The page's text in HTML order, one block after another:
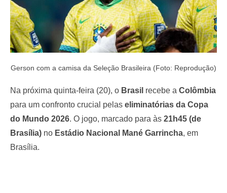
Gerson com a camisa da Seleção Brasileira (Foto: Reprodução)
Na próxima quinta-feira (20), o Brasil recebe a Colômbia
para um confronto crucial pelas eliminatórias da Copa
do Mundo 2026. O jogo, marcado para às 21h45 (de
Brasília) no Estádio Nacional Mané Garrincha, em
Brasília.